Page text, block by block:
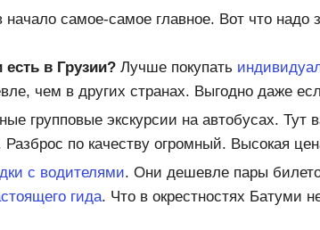
самое-самое главное. Вот что надо
есть в Грузии? Лучше покупать
чем в других странах. Выгодно даже
групповые экскурсии на автобусах. Тут
Разброс по качеству огромный. Высокая
с водителями. Они дешевле пары
гида. Что в окрестностях Батуми